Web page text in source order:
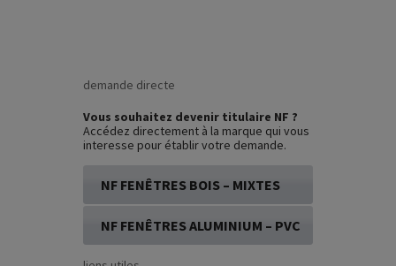
demande directe
Vous souhaitez devenir titulaire NF ?
Accédez directement à la marque qui vous
interesse pour établir votre demande.
NF FENÊTRES BOIS – MIXTES
NF FENÊTRES ALUMINIUM – PVC